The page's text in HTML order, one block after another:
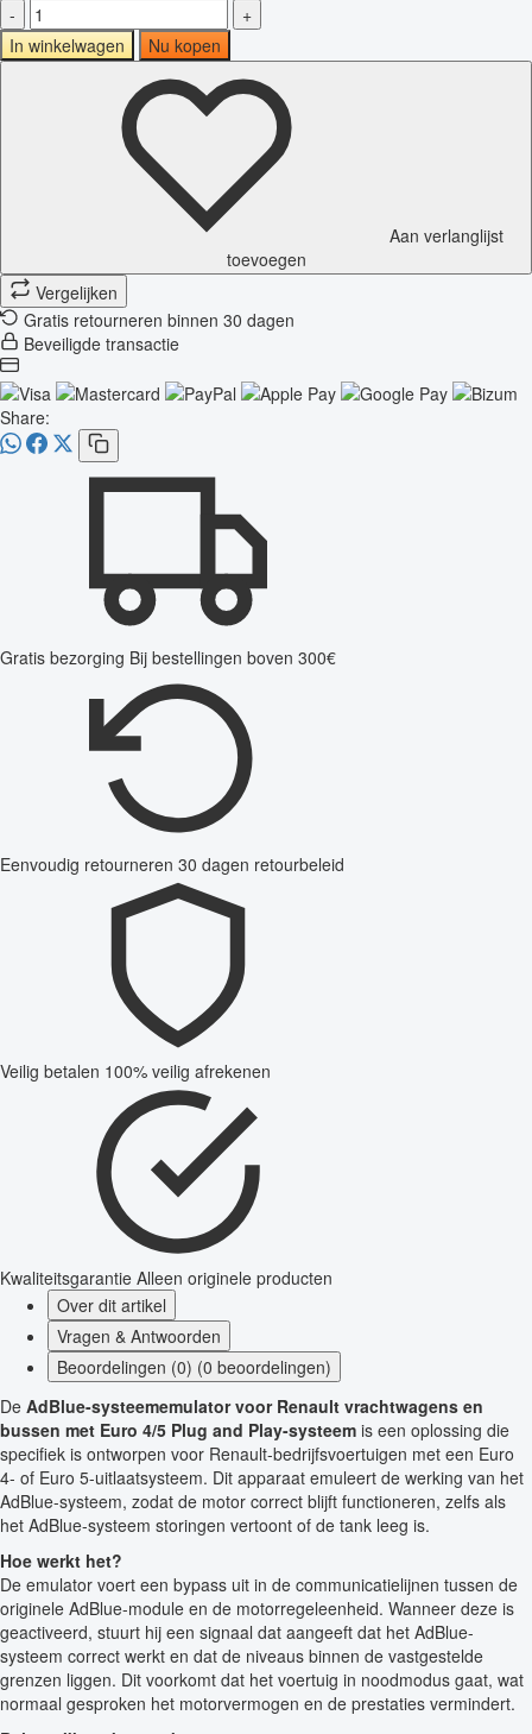
-
+
In winkelwagen
Nu kopen
Aan verlanglijst
toevoegen
Vergelijken
Gratis retourneren binnen 30 dagen
Beveiligde transactie
Share:
Gratis bezorging Bij bestellingen boven 300€
Eenvoudig retourneren 30 dagen retourbeleid
Veilig betalen 100% veilig afrekenen
Kwaliteitsgarantie Alleen originele producten
Over dit artikel
Vragen & Antwoorden
Beoordelingen (0) (0 beoordelingen)
De AdBlue-systeememulator voor Renault vrachtwagens en
bussen met Euro 4/5 Plug and Play-systeem is een oplossing die
specifiek is ontworpen voor Renault-bedrijfsvoertuigen met een Euro
4- of Euro 5-uitlaatsysteem. Dit apparaat emuleert de werking van het
AdBlue-systeem, zodat de motor correct blijft functioneren, zelfs als
het AdBlue-systeem storingen vertoont of de tank leeg is.
Hoe werkt het?
De emulator voert een bypass uit in de communicatielijnen tussen de
originele AdBlue-module en de motorregeleenheid. Wanneer deze is
geactiveerd, stuurt hij een signaal dat aangeeft dat het AdBlue-
systeem correct werkt en dat de niveaus binnen de vastgestelde
grenzen liggen. Dit voorkomt dat het voertuig in noodmodus gaat, wat
normaal gesproken het motorvermogen en de prestaties vermindert.